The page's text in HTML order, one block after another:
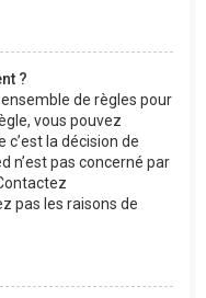
?
de règles pour
vous pouvez
la décision de
n’est pas concerné par
pas les raisons de